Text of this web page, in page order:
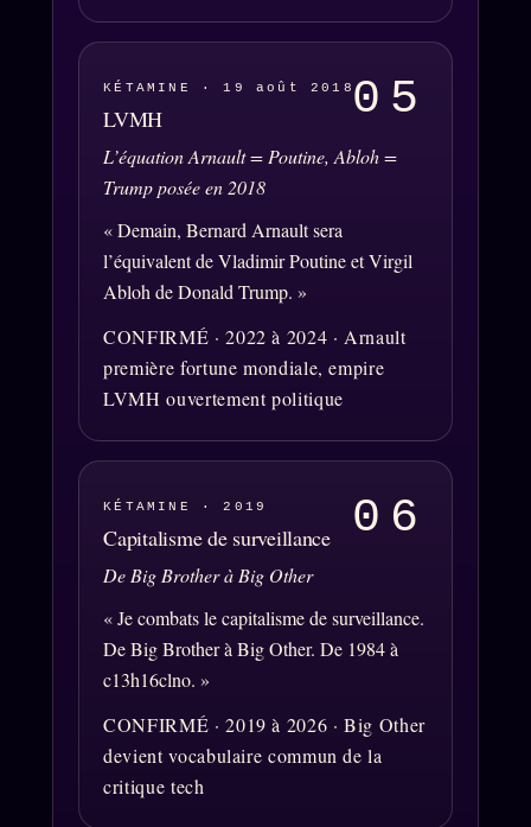
Mécène
Lectures des sœurs
Bienvenue nouveau membre
Manifeste pricing
Se connecter
z/S SYSTEMS2026
GENERIC ARCHITECTS2018
Archives SMK 26 TRANSM.
SMK Manifeste
Gossip Manifeste
Gossip Pacte
Infofiction
Prophétie confirmée
ÉDITORIAL
05
KÉTAMINE · 19 août 2018
LVMH
L’équation Arnault = Poutine, Abloh =
Trump posée en 2018
« Demain, Bernard Arnault sera
l’équivalent de Vladimir Poutine et Virgil
Abloh de Donald Trump. »
CONFIRMÉ · 2022 à 2024 · Arnault
première fortune mondiale, empire
LVMH ouvertement politique
06
KÉTAMINE · 2019
Capitalisme de surveillance
De Big Brother à Big Other
« Je combats le capitalisme de surveillance.
De Big Brother à Big Other. De 1984 à
c13h16clno. »
CONFIRMÉ · 2019 à 2026 · Big Other
devient vocabulaire commun de la
critique tech